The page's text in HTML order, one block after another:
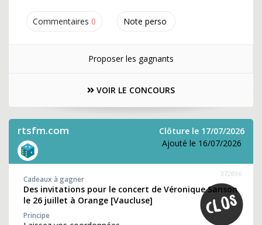
Commentaires 0 Note perso
Proposer les gagnants
VOIR LE CONCOURS
rtsfm.com
Clôture le 17/07/2026
Ajouté le 16/07/2026
372896
Cadeaux à gagner
Des invitations pour le concert de Véronique Sanson
le 26 juillet à Orange [Vaucluse]
Principe